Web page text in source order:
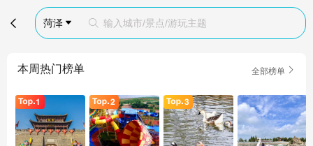
 菏泽   输入城市/景点/游玩主题
本周热门榜单 全部榜单 